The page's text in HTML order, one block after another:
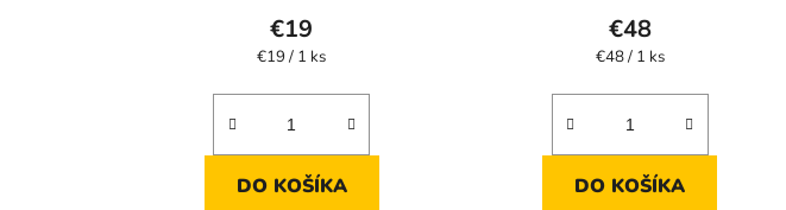
€19
Jednotková
€19 / 1 ks
DO KOŠÍKA
produktu
je
z
hviezdičiek.
€48
Jednotková
€48 / 1 ks
DO KOŠÍKA